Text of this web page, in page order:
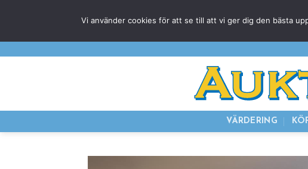
content
VÄRDERING
Vi använder cookies för att se till att vi ger dig den bästa